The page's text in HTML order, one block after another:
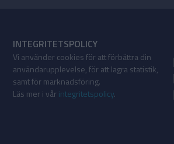
INTEGRITETSPOLICY
Vi använder cookies för att förbättra din
användarupplevelse, för att lagra statistik,
samt för marknadsföring.
Läs mer i vår integritetspolicy.